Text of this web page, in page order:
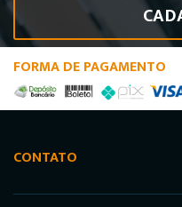
FORMA DE PAGAMENTO
CONTATO